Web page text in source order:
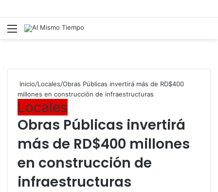
Menú
Inicio/Locales/Obras Públicas invertirá más de RD$400
millones en construcción de infraestructuras
Locales
Obras Públicas invertirá
más de RD$400 millones
en construcción de
infraestructuras